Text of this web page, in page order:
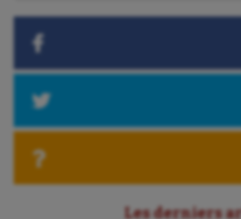
Les derniers